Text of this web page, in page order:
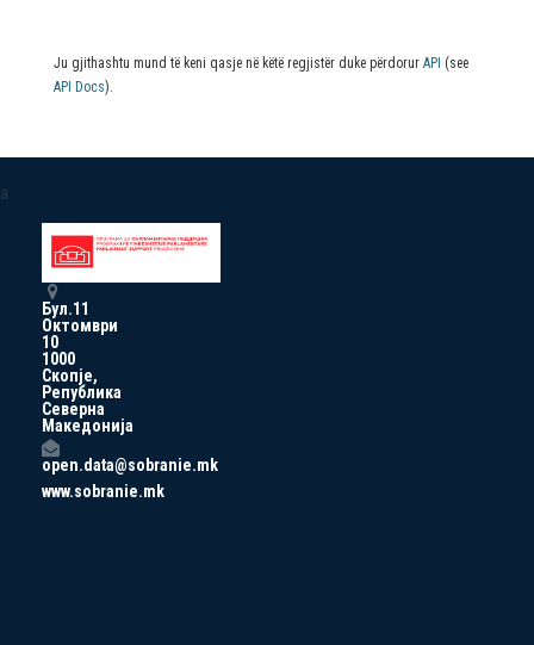
Ju gjithashtu mund të keni qasje në këtë regjistër duke përdorur API (see
API Docs).
a
Бул.11
Октомври
10
1000
Скопје,
Република
Северна
Македонија
open.data@sobranie.mk
www.sobranie.mk